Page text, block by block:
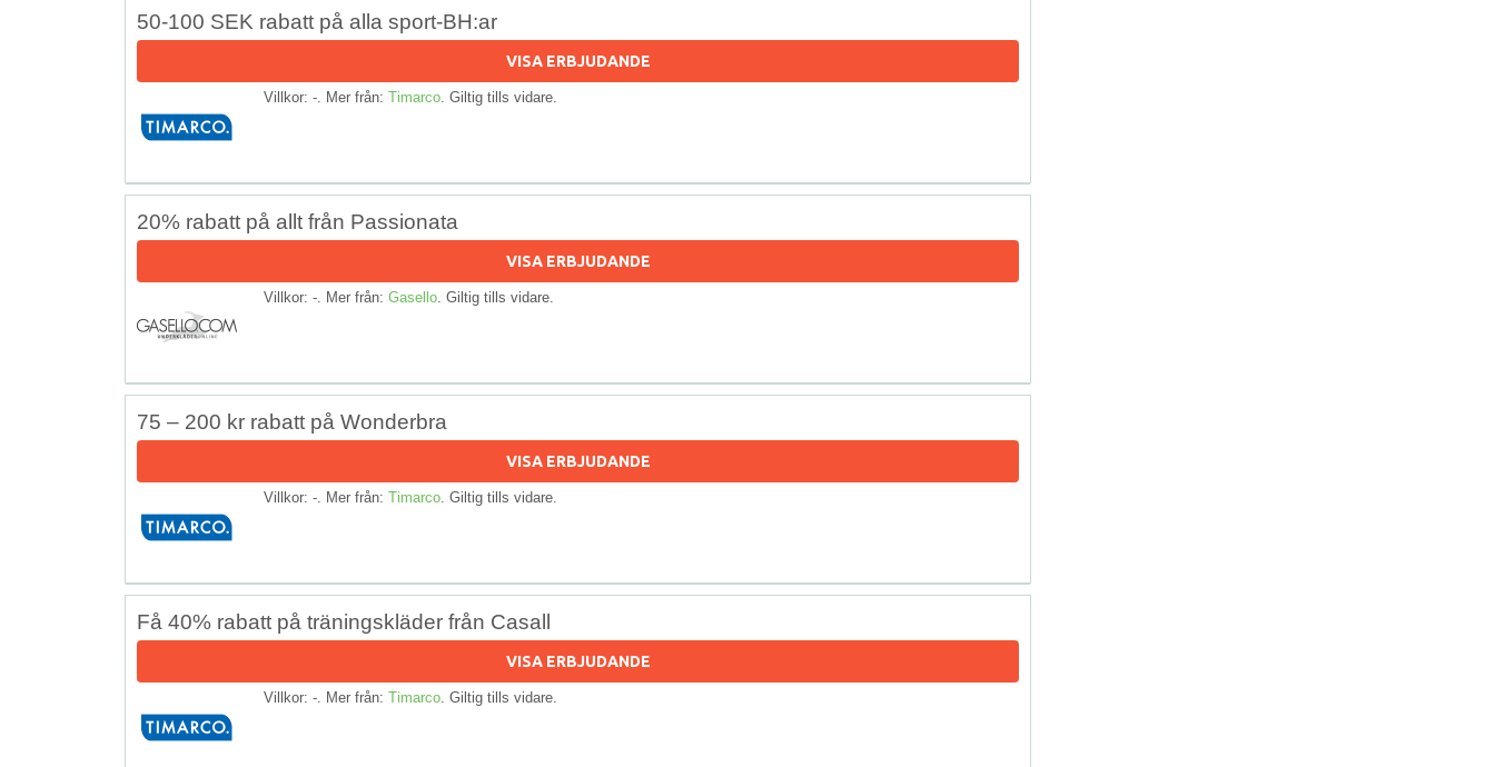
50-100 SEK rabatt på alla sport-BH:ar
VISA ERBJUDANDE
Villkor: -. Mer från: Timarco . Giltig tills vidare.
20% rabatt på allt från Passionata
VISA ERBJUDANDE
Villkor: -. Mer från: Gasello . Giltig tills vidare.
75 – 200 kr rabatt på Wonderbra
VISA ERBJUDANDE
Villkor: -. Mer från: Timarco . Giltig tills vidare.
Få 40% rabatt på träningskläder från Casall
VISA ERBJUDANDE
Villkor: -. Mer från: Timarco . Giltig tills vidare.